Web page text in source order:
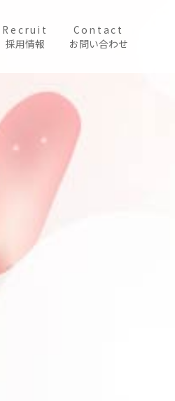
Recruit
採用情報
Contact
お問い合わせ